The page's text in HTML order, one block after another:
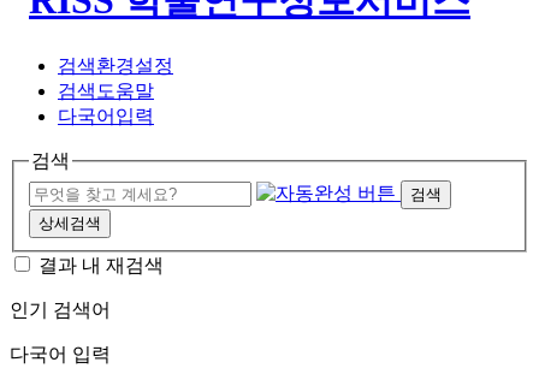
검색환경설정
검색도움말
다국어입력
검색
검색
상세검색
결과 내 재검색
인기 검색어
다국어 입력